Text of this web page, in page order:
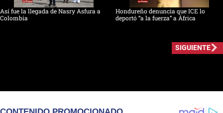
Así fue la llegada de Nasry Asfura a
Colombia
Hondureño denuncia que ICE lo
deportó “a la fuerza” a África
SIGUIENTE